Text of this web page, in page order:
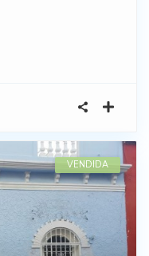
VENDIDA